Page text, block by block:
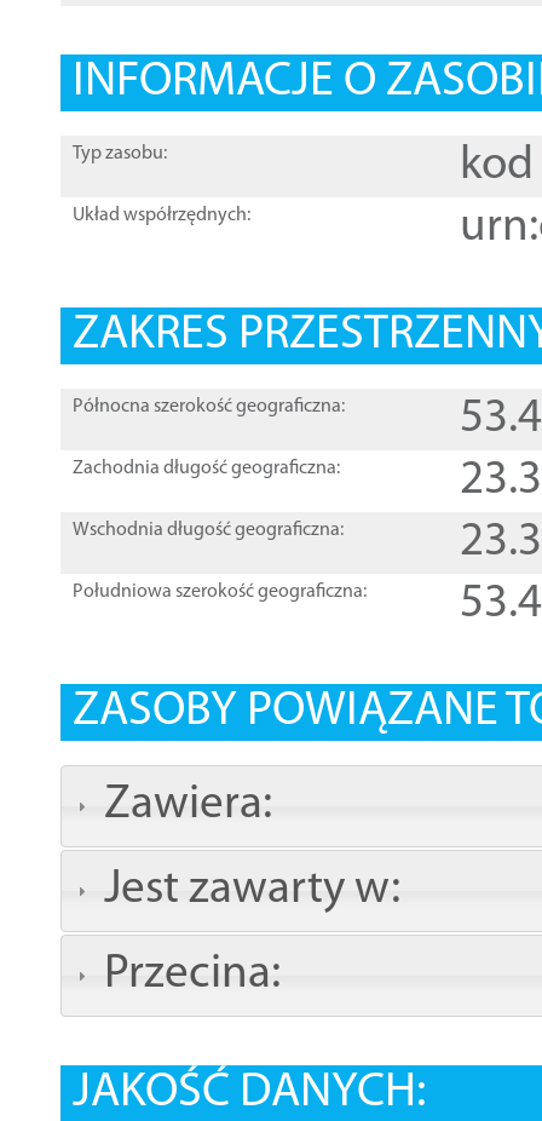
INFORMACJE O
Typ zasobu: kod
Układ współrzędnych:
ZAKRES
Północna szerokość geograficzna:
Zachodnia długość geograficzna:
Wschodnia długość geograficzna:
Południowa szerokość geograficzna:
ZASOBY POWIĄZANE
Zawiera:
Jest zawarty w:
Przecina:
JAKOŚĆ DANYCH: